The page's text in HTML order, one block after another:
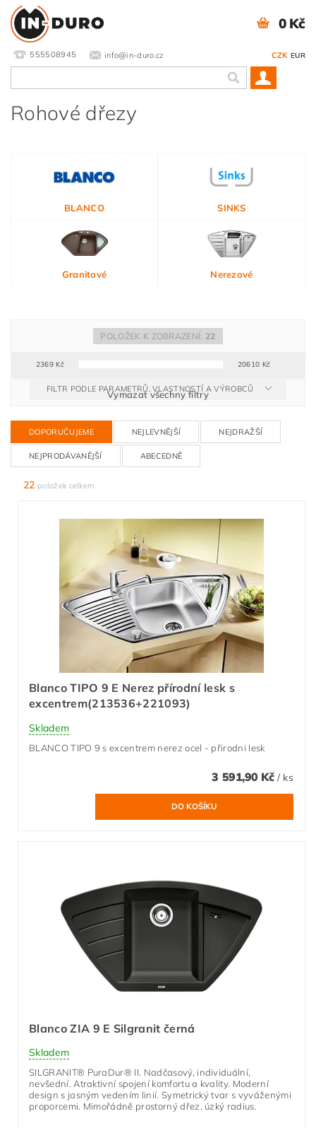
555508945 info@in-duro.cz CZK EUR
0 Kč
Rohové dřezy
BLANCO SINKS
Granitové Nerezové
2369Kč 20610 Kč
POLOŽEK K ZOBRAZENÍ: 22
FILTR PODLE PARAMETRŮ, VLASTNOSTÍ A VÝROBCŮ
Vymazat všechny filtry
DOPORUČUJEME NEJLEVNĚJŠÍ NEJDRAŽŠÍ
NEJPRODÁVANĚJŠÍ ABECEDNĚ
22 položek celkem
Blanco TIPO 9 E Nerez přírodní lesk s
excentrem(213536+221093)
Skladem
BLANCO TIPO 9 s excentrem nerez ocel - přirodni lesk
3 591,90 Kč / ks
Blanco ZIA 9 E Silgranit černá
Skladem
SILGRANIT® PuraDur® II. Nadčasový, individuální,
nevšední. Atraktivní spojení komfortu a kvality. Moderní
design s jasným vedením linií. Symetrický tvar s vyváženými
proporcemi. Mimořádně prostorný dřez, úzký radius.